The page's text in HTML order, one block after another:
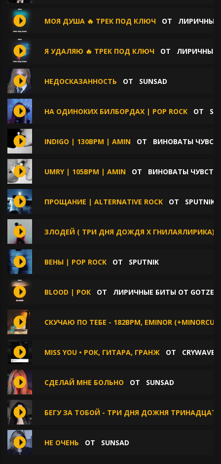
МОЯ ДУША 🔥 ТРЕК ПОД КЛЮЧ ОТ ЛИРИЧНЫЕ
Я УДАЛЯЮ 🔥 ТРЕК ПОД КЛЮЧ ОТ ЛИРИЧНЫЕ
НЕДОСКАЗАННОСТЬ ОТ SUNSAD
НА ОДИНОКИХ БИЛБОРДАХ | POP ROCK ОТ
INDIGO | 130BPM | AMIN ОТ ВИНОВАТЫ
UMRY | 105BPM | AMIN ОТ ВИНОВАТЫ
ПРОЩАНИЕ | ALTERNATIVE ROCK ОТ SPUTNIK
ЗЛОДЕЙ ( ТРИ ДНЯ ДОЖДЯ Х ГНИЛАЯЛИРИКА)
ВЕНЫ | POP ROCK ОТ SPUTNIK
BLOOD | РОК ОТ ЛИРИЧНЫЕ БИТЫ ОТ GOTZE
СКУЧАЮ ПО ТЕБЕ - 182BPM, EMINOR
MISS YOU • РОК, ГИТАРА, ГРАНЖ ОТ CRYWAVE.
СДЕЛАЙ МНЕ БОЛЬНО ОТ SUNSAD
БЕГУ ЗА ТОБОЙ - ТРИ ДНЯ ДОЖНЯ
НЕ ОЧЕНЬ ОТ SUNSAD